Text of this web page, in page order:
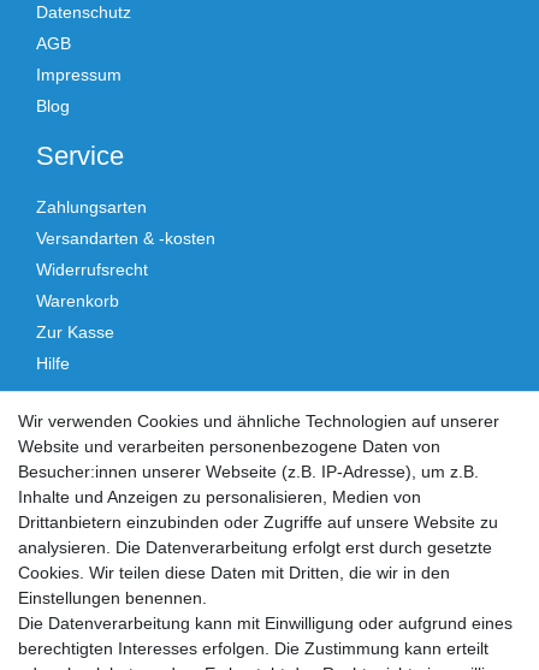
Datenschutz
AGB
Impressum
Blog
Service
Zahlungsarten
Versandarten & -kosten
Widerrufsrecht
Warenkorb
Zur Kasse
Hilfe
Vertrag widerrufen
Social Media
Facebook Instagram
Sicher einkaufen
Wir verwenden Cookies und ähnliche Technologien auf unserer
Website und verarbeiten personenbezogene Daten von
Besucher:innen unserer Webseite (z.B. IP-Adresse), um z.B.
Inhalte und Anzeigen zu personalisieren, Medien von
Drittanbietern einzubinden oder Zugriffe auf unsere Website zu
analysieren. Die Datenverarbeitung erfolgt erst durch gesetzte
Cookies. Wir teilen diese Daten mit Dritten, die wir in den
Einstellungen benennen.
Die Datenverarbeitung kann mit Einwilligung oder aufgrund eines
berechtigten Interesses erfolgen. Die Zustimmung kann erteilt